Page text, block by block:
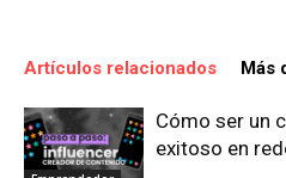
Artículos relacionados Más
Cómo ser un
exitoso en